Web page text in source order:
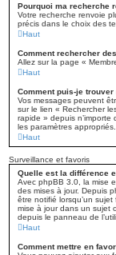
Pourquoi ma recherche
Votre recherche renvoie
précis dans le choix des
Haut
Comment rechercher
Allez sur la page «
Haut
Comment puis-je
Vos messages peuvent
sur le lien « Rechercher
rapide » depuis
les paramètres appropriés.
Haut
Surveillance et favoris
Quelle est la différence
Avec phpBB 3.0, la mise
des mises à jour. Depuis
être notifié lorsqu’un
mise à jour dans un sujet
depuis le panneau de
Haut
Comment mettre en